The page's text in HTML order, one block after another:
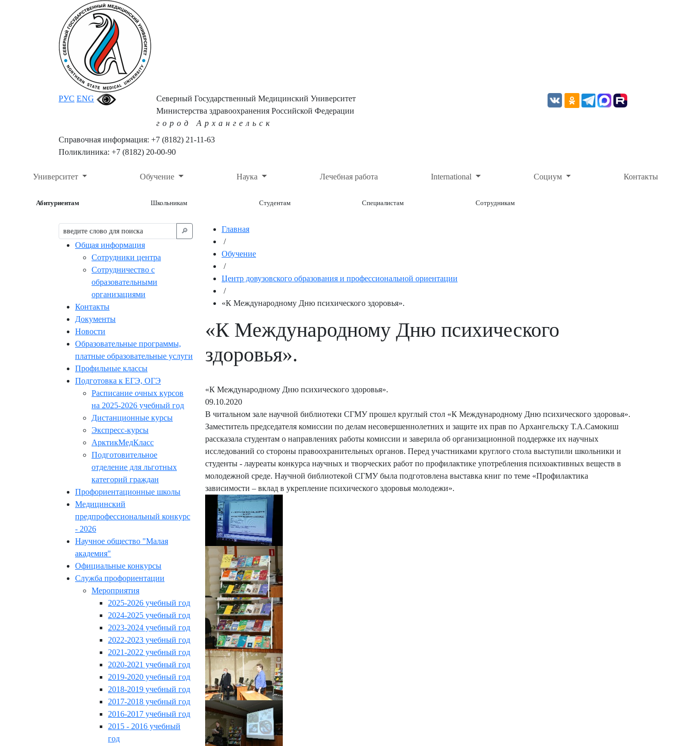
РУС ENG
Северный Государственный Медицинский Университет
Министерства здравоохранения Российской Федерации
город Архангельск
Справочная информация: +7 (8182) 21-11-63
Поликлиника: +7 (8182) 20-00-90
Университет Обучение Наука Лечебная работа International Социум Контакты
Абитуриентам Школьникам Студентам Специалистам Сотрудникам
🔎︎
Общая информация
Сотрудники центра
Сотрудничество с
образовательными
организациями
Контакты
Документы
Новости
Образовательные программы,
платные образовательные услуги
Профильные классы
Подготовка к ЕГЭ, ОГЭ
Расписание очных курсов
на 2025-2026 учебный год
Дистанционные курсы
Экспресс-курсы
АрктикМедКласс
Подготовительное
отделение для льготных
категорий граждан
Профориентационные школы
Медицинский
предпрофессиональный конкурс
- 2026
Научное общество "Малая
академия"
Официальные конкурсы
Служба профориентации
Мероприятия
2025-2026 учебный год
2024-2025 учебный год
2023-2024 учебный год
2022-2023 учебный год
2021-2022 учебный год
2020-2021 учебный год
2019-2020 учебный год
2018-2019 учебный год
2017-2018 учебный год
2016-2017 учебный год
2015 - 2016 учебный
год
Главная
/
Обучение
/
Центр довузовского образования и профессиональной ориентации
/
«К Международному Дню психического здоровья».
«К Международному Дню психического
здоровья».
«К Международному Дню психического здоровья».
09.10.2020
В читальном зале научной библиотеки СГМУ прошел круглый стол «К Международному Дню психического здоровья».
Заместитель председателя комиссии по делам несовершеннолетних и защите их прав по Архангельску Т.А.Самокиш
рассказала студентам о направлениях работы комиссии и заверила об организационной поддержке их научных
исследований со стороны правоохранительных органов. Перед участниками круглого стола выступили школьники и
студенты - лауреаты конкурса научных и творческих работ по профилактике употребления психоактивных веществ в
молодежной среде. Научной библиотекой СГМУ была подготовлена выставка книг по теме «Профилактика
зависимости – вклад в укрепление психического здоровья молодежи».